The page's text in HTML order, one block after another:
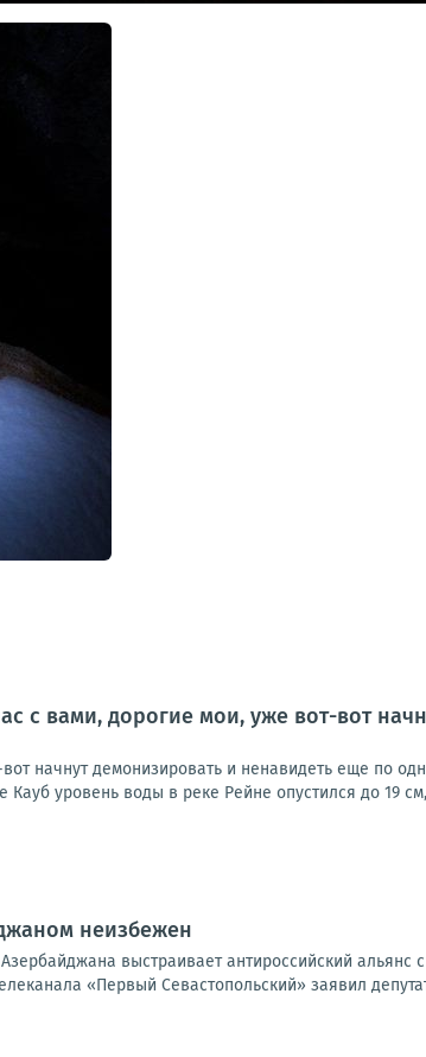
с вами, дорогие мои, уже вот-вот
начнут демонизировать и ненавидеть еще по
уровень воды в реке Рейне опустился до 19
неизбежен
выстраивает антироссийский
«Первый Севастопольский» заявил